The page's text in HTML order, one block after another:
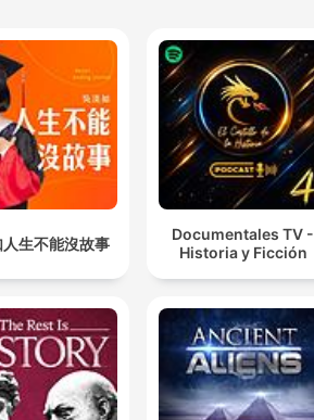
生不能沒故事
Documentales TV -
Historia y Ficción